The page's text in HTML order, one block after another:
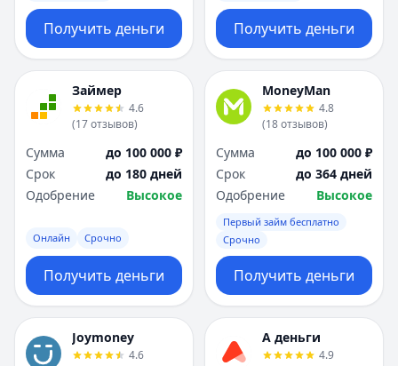
Получить деньги Получить деньги
Займер
4.6
(17отзывов)
Сумма
до 100 000 ₽
Срок
до 180 дней
Одобрение
Высокое
Онлайн Срочно
Получить деньги
MoneyMan
4.8
(18отзывов)
Сумма
до 100 000 ₽
Срок
до 364 дней
Одобрение
Высокое
Первый займ бесплатно
Срочно
Получить деньги
Joymoney
4.6
А деньги
4.9